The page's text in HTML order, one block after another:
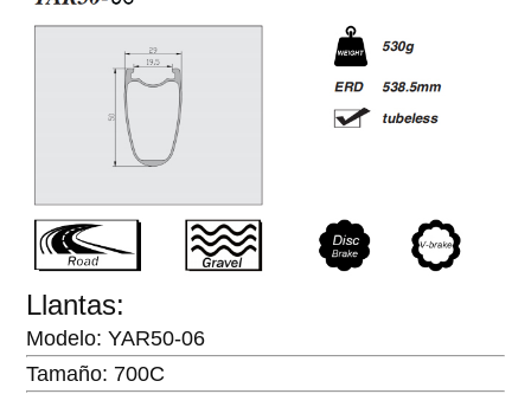
Llantas:
Modelo: YAR50-06
Tamaño: 700C